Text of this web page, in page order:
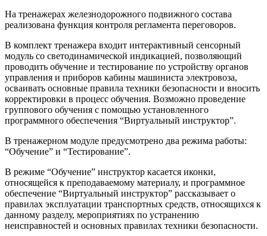
На тренажерах железнодорожного подвижного состава
реализована функция контроля регламента переговоров.
В комплект тренажера входит интерактивный сенсорный
модуль со светодинамической индикацией, позволяющий
проводить обучение и тестирование по устройству органов
управления и приборов кабины машиниста электровоза,
осваивать основные правила техники безопасности и вносить
корректировки в процесс обучения. Возможно проведение
группового обучения с помощью установленного
программного обеспечения “Виртуальный инструктор”.
В тренажерном модуле предусмотрено два режима работы:
“Обучение” и “Тестирование”.
В режиме “Обучение” инструктор касается иконки,
относящейся к преподаваемому материалу, и программное
обеспечение “Виртуальный инструктор” рассказывает о
правилах эксплуатации транспортных средств, относящихся к
данному разделу, мероприятиях по устранению
неисправностей и основных правилах техники безопасности.